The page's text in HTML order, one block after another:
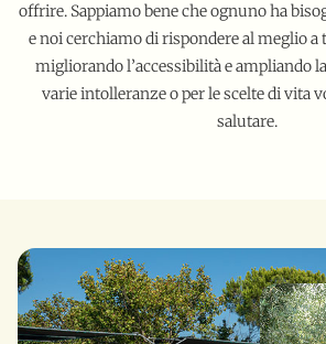
offrire. Sappiamo bene che ognuno ha
e noi cerchiamo di rispondere al meglio a
migliorando l’accessibilità e ampliando
varie intolleranze o per le scelte di vita
salutare.